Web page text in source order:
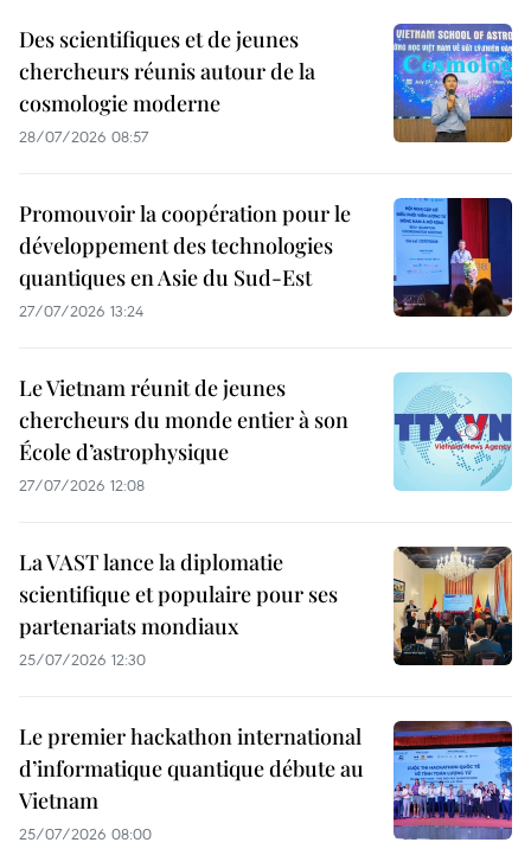
Des scientifiques et de jeunes
chercheurs réunis autour de la
cosmologie moderne
28/07/2026 08:57
Promouvoir la coopération pour le
développement des technologies
quantiques en Asie du Sud-Est
27/07/2026 13:24
Le Vietnam réunit de jeunes
chercheurs du monde entier à son
École d’astrophysique
27/07/2026 12:08
La VAST lance la diplomatie
scientifique et populaire pour ses
partenariats mondiaux
25/07/2026 12:30
Le premier hackathon international
d’informatique quantique débute au
Vietnam
25/07/2026 08:00